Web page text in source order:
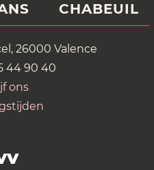
CHABEUIL
26000 Valence
44 90 40
ons